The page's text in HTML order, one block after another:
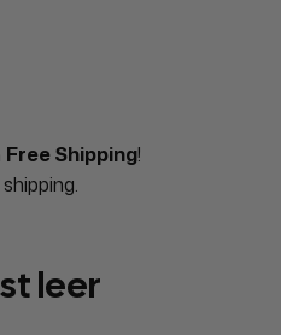
Free Shipping!
leer